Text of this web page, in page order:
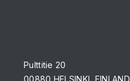
Pulttitie 20
00880 HELSINKI, FINLAND